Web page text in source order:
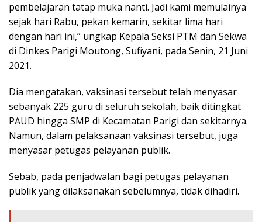
pembelajaran tatap muka nanti. Jadi kami memulainya
sejak hari Rabu, pekan kemarin, sekitar lima hari
dengan hari ini,” ungkap Kepala Seksi PTM dan Sekwa
di Dinkes Parigi Moutong, Sufiyani, pada Senin, 21 Juni
2021.
Dia mengatakan, vaksinasi tersebut telah menyasar
sebanyak 225 guru di seluruh sekolah, baik ditingkat
PAUD hingga SMP di Kecamatan Parigi dan sekitarnya.
Namun, dalam pelaksanaan vaksinasi tersebut, juga
menyasar petugas pelayanan publik.
Sebab, pada penjadwalan bagi petugas pelayanan
publik yang dilaksanakan sebelumnya, tidak dihadiri.